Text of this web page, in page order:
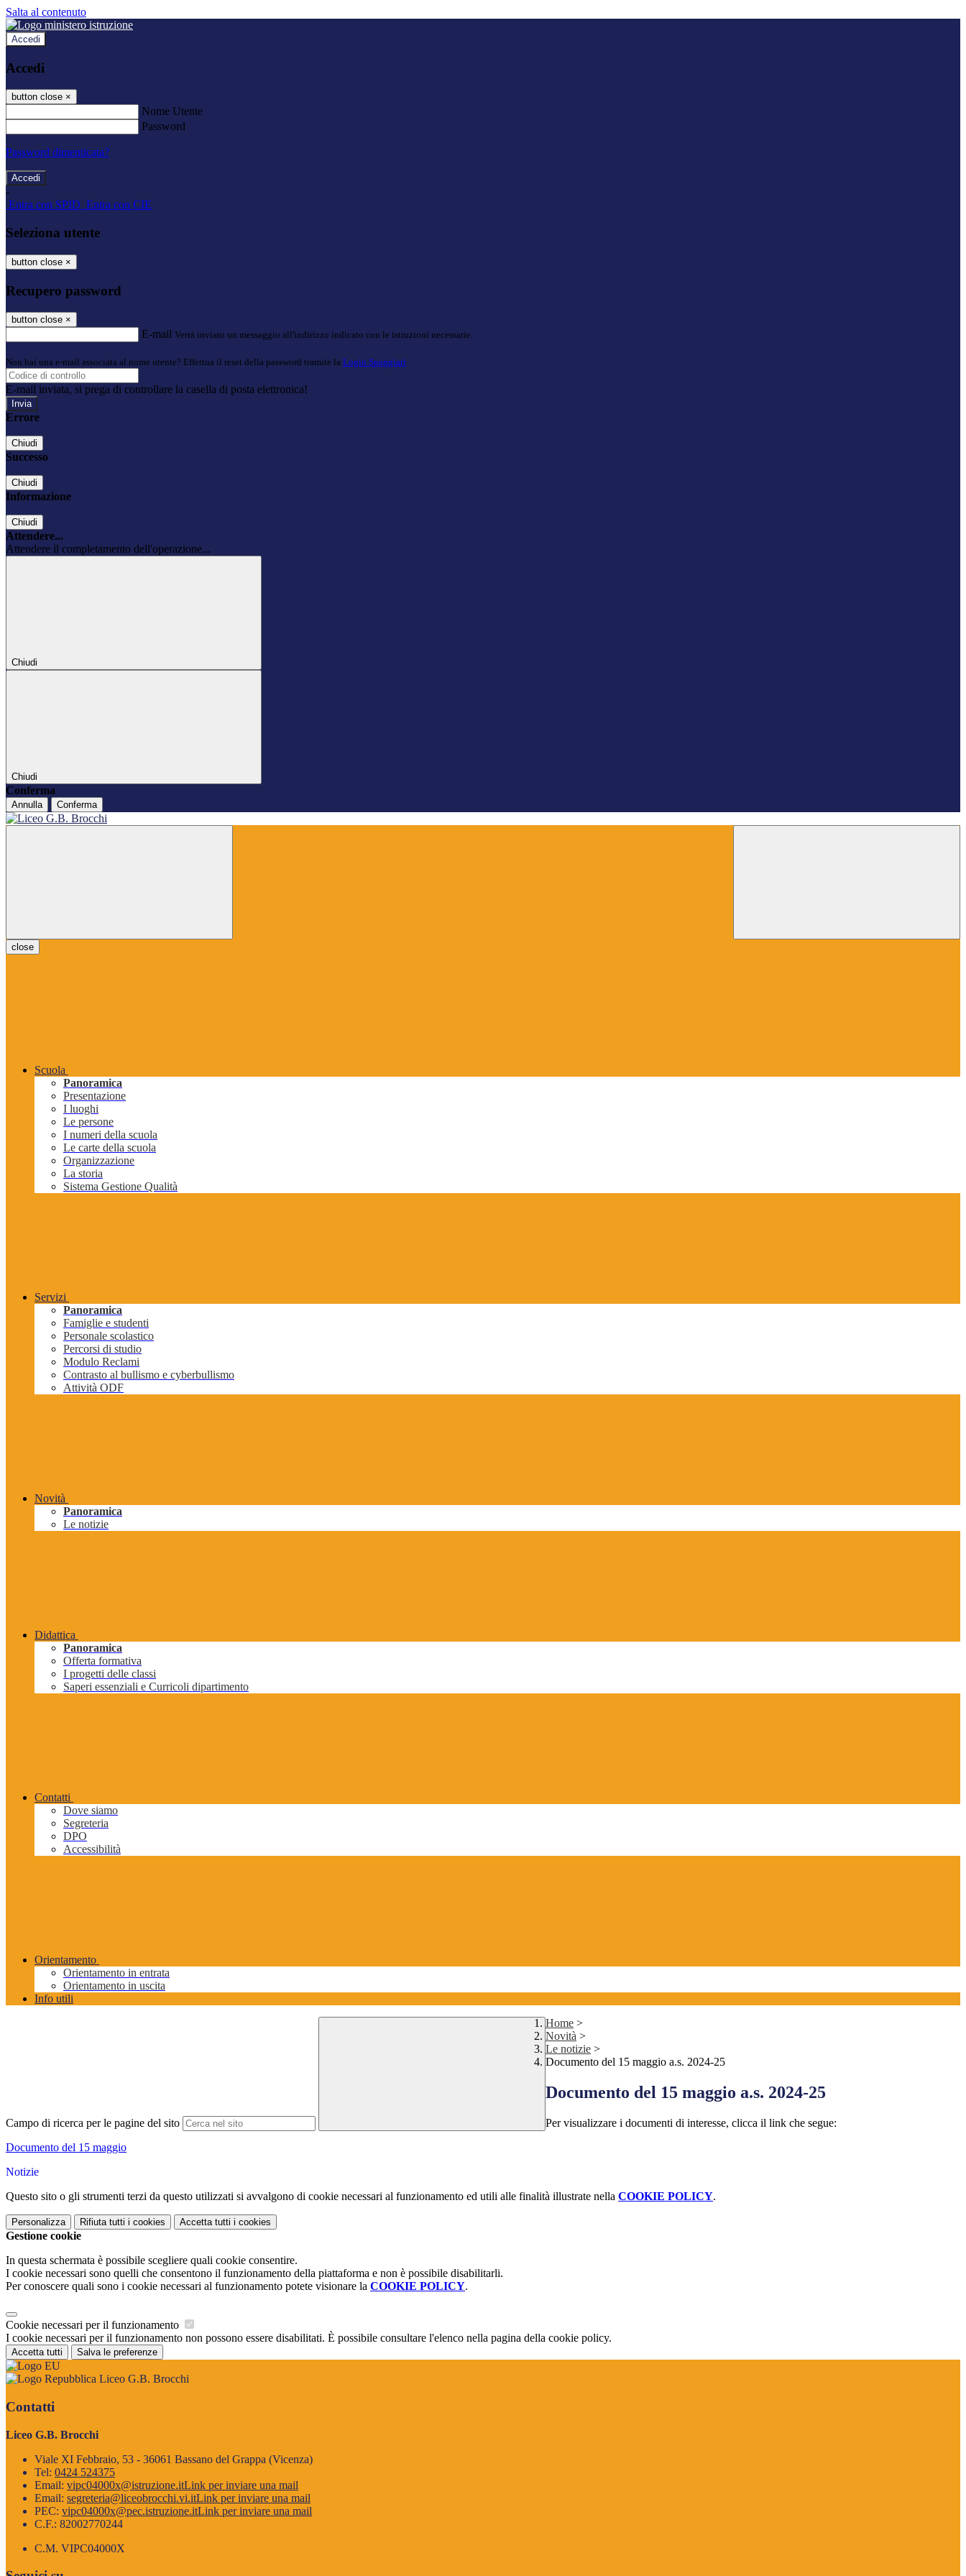
Salta al contenuto
Accedi
Accedi
button close ×
Nome Utente
Password
Password dimenticata?
-
Entra con SPID Entra con CIE
Seleziona utente
button close ×
Recupero password
button close ×
E-mail Verrà inviato un messaggio all'indirizzo indicato con le istruzioni necessarie.
Non hai una e-mail associata al nome utente? Effettua il reset della password tramite la Login Spaggiari
E-mail inviata, si prega di controllare la casella di posta elettronica!
Errore
Chiudi
Successo
Chiudi
Informazione
Chiudi
Attendere...
Attendere il completamento dell'operazione...
Chiudi
Chiudi
Conferma
Annulla Conferma
close
Scuola
Panoramica
Presentazione
I luoghi
Le persone
I numeri della scuola
Le carte della scuola
Organizzazione
La storia
Sistema Gestione Qualità
Servizi
Panoramica
Famiglie e studenti
Personale scolastico
Percorsi di studio
Modulo Reclami
Contrasto al bullismo e cyberbullismo
Attività ODF
Novità
Panoramica
Le notizie
Didattica
Panoramica
Offerta formativa
I progetti delle classi
Saperi essenziali e Curricoli dipartimento
Contatti
Dove siamo
Segreteria
DPO
Accessibilità
Orientamento
Orientamento in entrata
Orientamento in uscita
Info utili
Campo di ricerca per le pagine del sito
Home >
Novità >
Le notizie >
Documento del 15 maggio a.s. 2024-25
Documento del 15 maggio a.s. 2024-25
Per visualizzare i documenti di interesse, clicca il link che segue:
Documento del 15 maggio
Notizie
Questo sito o gli strumenti terzi da questo utilizzati si avvalgono di cookie necessari al funzionamento ed utili alle finalità illustrate nella COOKIE POLICY.
Personalizza Rifiuta tutti i cookies Accetta tutti i cookies
Gestione cookie
In questa schermata è possibile scegliere quali cookie consentire.
I cookie necessari sono quelli che consentono il funzionamento della piattaforma e non è possibile disabilitarli.
Per conoscere quali sono i cookie necessari al funzionamento potete visionare la COOKIE POLICY.
Cookie necessari per il funzionamento
I cookie necessari per il funzionamento non possono essere disabilitati. È possibile consultare l'elenco nella pagina della cookie policy.
Accetta tutti Salva le preferenze
Liceo G.B. Brocchi
Contatti
Liceo G.B. Brocchi
Viale XI Febbraio, 53 - 36061 Bassano del Grappa (Vicenza)
Tel: 0424 524375
Email: vipc04000x@istruzione.itLink per inviare una mail
Email: segreteria@liceobrocchi.vi.itLink per inviare una mail
PEC: vipc04000x@pec.istruzione.itLink per inviare una mail
C.F.: 82002770244
C.M. VIPC04000X